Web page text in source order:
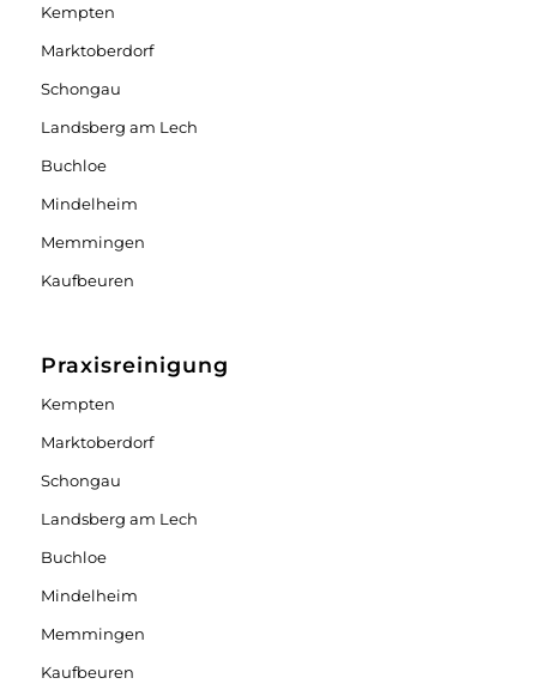
Kempten
Marktoberdorf
Schongau
Landsberg am Lech
Buchloe
Mindelheim
Memmingen
Kaufbeuren
Praxisreinigung
Kempten
Marktoberdorf
Schongau
Landsberg am Lech
Buchloe
Mindelheim
Memmingen
Kaufbeuren